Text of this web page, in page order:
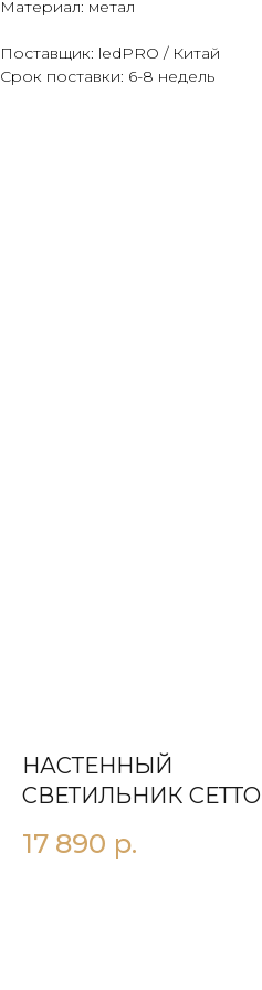
Материал: метал
Поставщик: ledPRO / Китай
Срок поставки: 6-8 недель
НАСТЕННЫЙ
СВЕТИЛЬНИК СЕТТО
17 890 р.